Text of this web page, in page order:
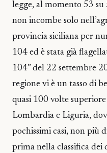
legge, al momento 53
non incombe solo
provincia siciliana per
104 ed è stata già
104” del 22 settembre
regione vi è un tasso di
quasi 100 volte
Lombardia e Liguria,
pochissimi casi, non più
prima nella classifica dei